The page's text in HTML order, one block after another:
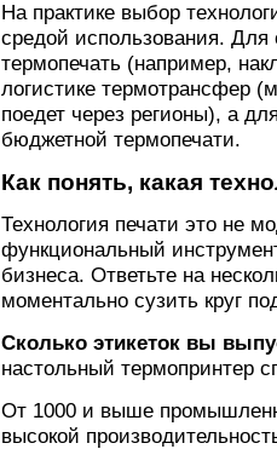
На практике выбор
средой использования.
термопечать (например,
логистике термотрансфер
поедет через регионы), а
бюджетной термопечати.
Как понять, какая
Технология печати это не
функциональный
бизнеса. Ответьте на
моментально сузить круг
Сколько этикеток вы
настольный термопринтер
От 1000 и выше
высокой